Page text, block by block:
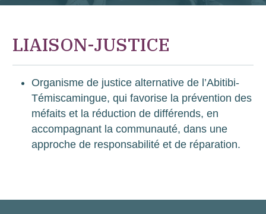
LIAISON-JUSTICE
Organisme de justice alternative de l’Abitibi-
Témiscamingue, qui favorise la prévention des
méfaits et la réduction de différends, en
accompagnant la communauté, dans une
approche de responsabilité et de réparation.